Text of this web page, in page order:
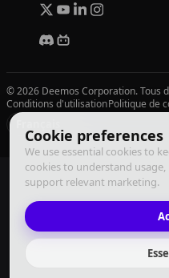
Cookie preferences
We use essential cookies to
cookies to understand
support relevant marketing.
© 2026 Deemos Corporation. Tous
Conditions d'utilisationPolitique de